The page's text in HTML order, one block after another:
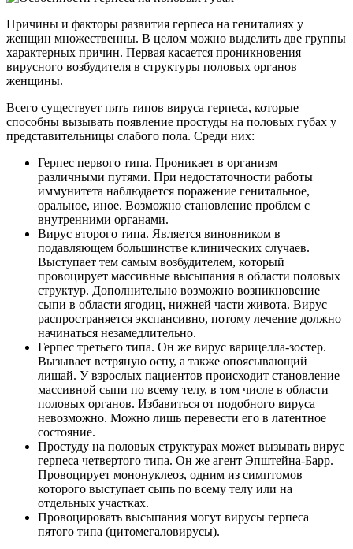
Причины и факторы развития герпеса на гениталиях у
женщин множественны. В целом можно выделить две группы
характерных причин. Первая касается проникновения
вирусного возбудителя в структуры половых органов
женщины.
Всего существует пять типов вируса герпеса, которые
способны вызывать появление простуды на половых губах у
представительницы слабого пола. Среди них:
Герпес первого типа. Проникает в организм
различными путями. При недостаточности работы
иммунитета наблюдается поражение генитальное,
оральное, иное. Возможно становление проблем с
внутренними органами.
Вирус второго типа. Является виновником в
подавляющем большинстве клинических случаев.
Выступает тем самым возбудителем, который
провоцирует массивные высыпания в области половых
структур. Дополнительно возможно возникновение
сыпи в области ягодиц, нижней части живота. Вирус
распространяется экспансивно, потому лечение должно
начинаться незамедлительно.
Герпес третьего типа. Он же вирус варицелла-зостер.
Вызывает ветряную оспу, а также опоясывающий
лишай. У взрослых пациентов происходит становление
массивной сыпи по всему телу, в том числе в области
половых органов. Избавиться от подобного вируса
невозможно. Можно лишь перевести его в латентное
состояние.
Простуду на половых структурах может вызывать вирус
герпеса четвертого типа. Он же агент Эпштейна-Барр.
Провоцирует мононуклеоз, одним из симптомов
которого выступает сыпь по всему телу или на
отдельных участках.
Провоцировать высыпания могут вирусы герпеса
пятого типа (цитомегаловирусы).